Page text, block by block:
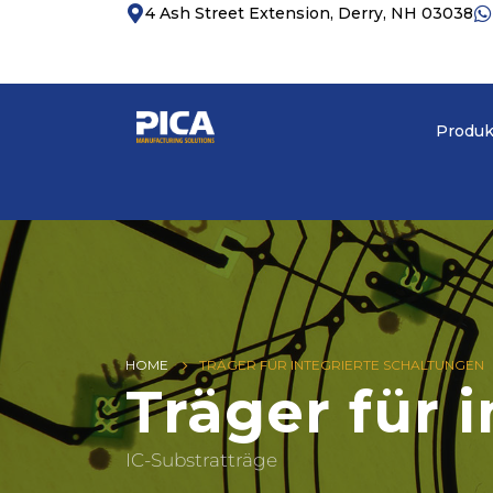
4 Ash Street Extension, Derry, NH 03038
HOME TRÄGER FÜR INTEGRIERTE SCHALTUNGEN
Träger für
IC-Substratträge